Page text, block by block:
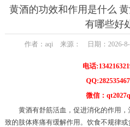
黄酒的功效和作用是什么
有哪些好
作者：aqi 来源： 日期：2026-
电话
微信：
黄酒有舒筋活血，促进消化的作用，
致的肢体疼痛有缓解作用。饮食不规律